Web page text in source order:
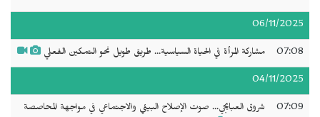
06/11/2025
07:08 مشاركة المرأة في الحياة السياسية... طريق طويل نحو التمكين الفعلي
04/11/2025
07:09
شروق العبايجي... صوت الإصلاح البيئي والاجتماعي في مواجهة المحاصصة